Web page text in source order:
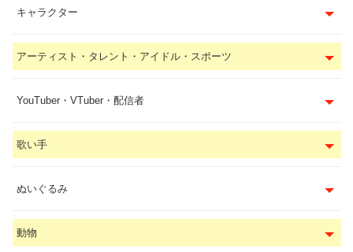
キャラクター
アーティスト・タレント・アイドル・スポーツ
YouTuber・VTuber・配信者
歌い手
ぬいぐるみ
動物